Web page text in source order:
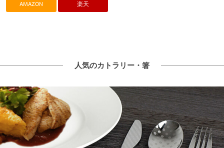
AMAZON 楽天
人気のカトラリー・箸